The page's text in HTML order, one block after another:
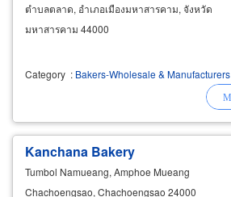
ตำบลตลาด, อำเภอเมืองมหาสารคาม, จังหวัด
มหาสารคาม 44000
Category : Bakers-Wholesale & Manufacturers
Kanchana Bakery
Tumbol Namueang, Amphoe Mueang
Chachoengsao, Chachoengsao 24000